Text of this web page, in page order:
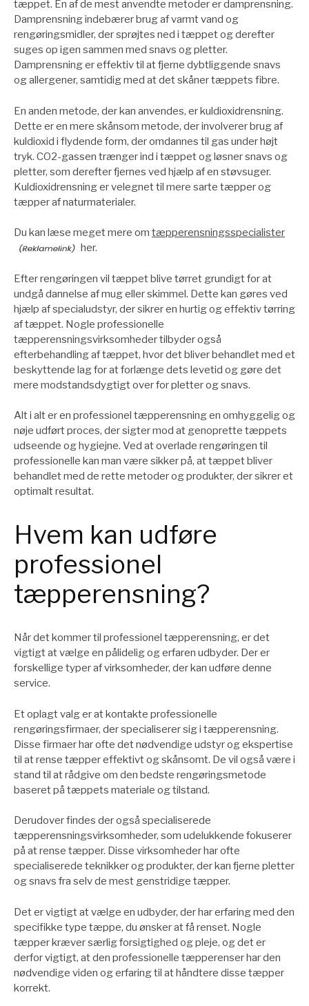
tæppet. En af de mest anvendte metoder er damprensning.
Damprensning indebærer brug af varmt vand og
rengøringsmidler, der sprøjtes ned i tæppet og derefter
suges op igen sammen med snavs og pletter.
Damprensning er effektiv til at fjerne dybtliggende snavs
og allergener, samtidig med at det skåner tæppets fibre.
En anden metode, der kan anvendes, er kuldioxidrensning.
Dette er en mere skånsom metode, der involverer brug af
kuldioxid i flydende form, der omdannes til gas under højt
tryk. CO2-gassen trænger ind i tæppet og løsner snavs og
pletter, som derefter fjernes ved hjælp af en støvsuger.
Kuldioxidrensning er velegnet til mere sarte tæpper og
tæpper af naturmaterialer.
Du kan læse meget mere om tæpperensningsspecialister
her.
Efter rengøringen vil tæppet blive tørret grundigt for at
undgå dannelse af mug eller skimmel. Dette kan gøres ved
hjælp af specialudstyr, der sikrer en hurtig og effektiv tørring
af tæppet. Nogle professionelle
tæpperensningsvirksomheder tilbyder også
efterbehandling af tæppet, hvor det bliver behandlet med et
beskyttende lag for at forlænge dets levetid og gøre det
mere modstandsdygtigt over for pletter og snavs.
Alt i alt er en professionel tæpperensning en omhyggelig og
nøje udført proces, der sigter mod at genoprette tæppets
udseende og hygiejne. Ved at overlade rengøringen til
professionelle kan man være sikker på, at tæppet bliver
behandlet med de rette metoder og produkter, der sikrer et
optimalt resultat.
Hvem kan udføre
professionel
tæpperensning?
Når det kommer til professionel tæpperensning, er det
vigtigt at vælge en pålidelig og erfaren udbyder. Der er
forskellige typer af virksomheder, der kan udføre denne
service.
Et oplagt valg er at kontakte professionelle
rengøringsfirmaer, der specialiserer sig i tæpperensning.
Disse firmaer har ofte det nødvendige udstyr og ekspertise
til at rense tæpper effektivt og skånsomt. De vil også være i
stand til at rådgive om den bedste rengøringsmetode
baseret på tæppets materiale og tilstand.
Derudover findes der også specialiserede
tæpperensningsvirksomheder, som udelukkende fokuserer
på at rense tæpper. Disse virksomheder har ofte
specialiserede teknikker og produkter, der kan fjerne pletter
og snavs fra selv de mest genstridige tæpper.
Det er vigtigt at vælge en udbyder, der har erfaring med den
specifikke type tæppe, du ønsker at få renset. Nogle
tæpper kræver særlig forsigtighed og pleje, og det er
derfor vigtigt, at den professionelle tæpperenser har den
nødvendige viden og erfaring til at håndtere disse tæpper
korrekt.